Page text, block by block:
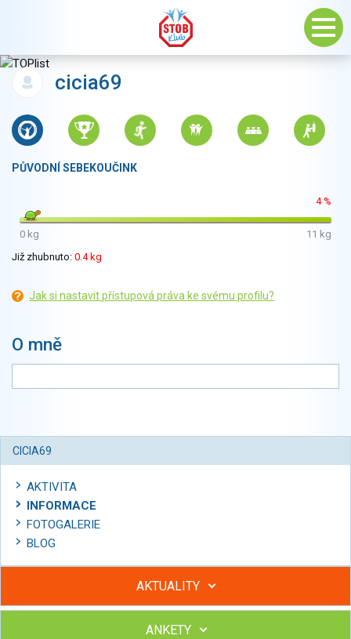
cicia69
PŮVODNÍ SEBEKOUČINK
4 %
0 kg
11 kg
Již zhubnuto: 0.4 kg
Jak si nastavit přístupová práva ke svému profilu?
O mně
CICIA69
AKTIVITA
INFORMACE
FOTOGALERIE
BLOG
AKTUALITY
Hubněte s podporou lektorky a skupiny v kurzech STOBu
ANKETY